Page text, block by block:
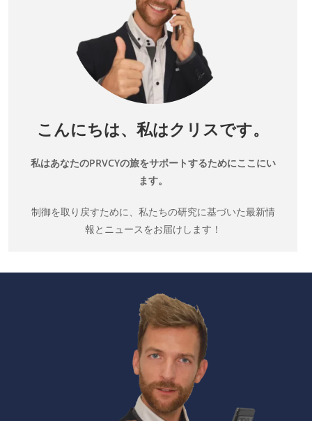
こんにちは、私はクリスです。
私はあなたのPRVCYの旅をサポートするためにここにい
ます。
制御を取り戻すために、私たちの研究に基づいた最新情
報とニュースをお届けします！